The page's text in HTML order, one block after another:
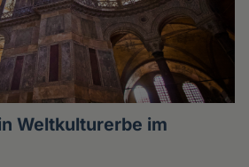
Weltkulturerbe im